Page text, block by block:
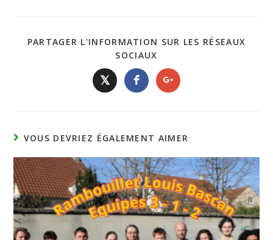
PARTAGER L'INFORMATION SUR LES RÉSEAUX
SOCIAUX
𝕏
VOUS DEVRIEZ ÉGALEMENT AIMER